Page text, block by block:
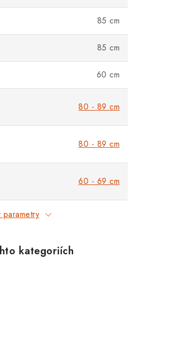
85 cm
85 cm
60 cm
80 - 89 cm
80 - 89 cm
60 - 69 cm
parametry
kategoriích